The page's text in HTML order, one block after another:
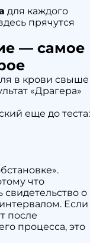
для каждого
прячутся
— самое
в крови свыше
«Драгера»
еще до теста:
что
свидетельство о
Если
после
процесса, это